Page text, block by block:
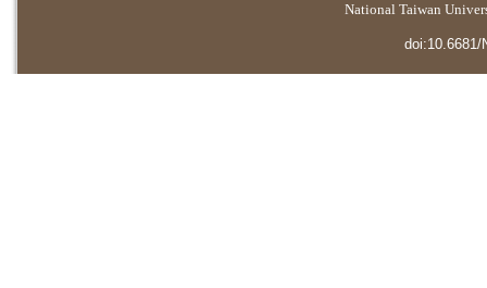
National Taiwan
doi:10.6681/